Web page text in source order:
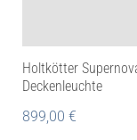
Holtkötter
Deckenleuchte
899,00 €